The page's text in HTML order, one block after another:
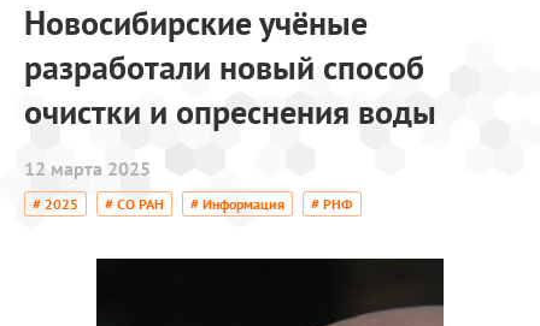
Новосибирские учёные
разработали новый способ
очистки и опреснения воды
12 марта 2025
# 2025 # СО РАН # Информация # РНФ